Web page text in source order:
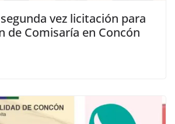
vez licitación para
de Comisaría en Concón